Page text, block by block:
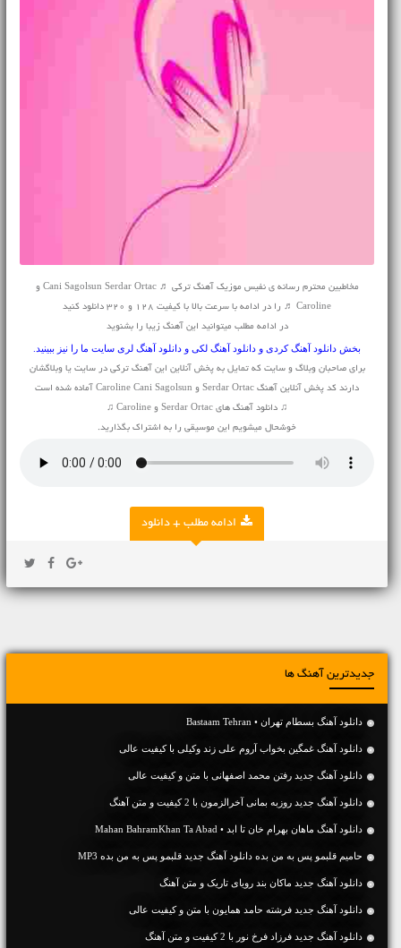
مخاطبین محترم رسانه ی نفیس موزیک آهنگ ترکی ♬ Cani Sagolsun Serdar Ortac و
Caroline ♬ را در ادامه با سرعت بالا با کیفیت 128 و 320 دانلود کنید
در ادامه مطلب میتوانید این آهنگ زیبا را بشنوید
بخش دانلود آهنگ کردیو دانلود آهنگ لکیو دانلود آهنگ لریسایت ما را نیز ببینید.
برای صاحبان وبلاگ و سایت که تمایل به پخش آنلاین این آهنگ ترکی در سایت یا وبلاگشان
دارند کد پخش آنلاین آهنگ Serdar Ortac و Caroline Cani Sagolsun آماده شده است
♫ دانلود آهنگ های Serdar Ortac و Caroline ♫
خوشحال میشویم این موسیقی را به اشتراک بگذارید.
ادامه مطلب + دانلود
جدیدترین آهنگ ها
دانلود آهنگ بسطام تهران • Bastaam Tehran
دانلود آهنگ غمگین بخواب آروم علی زند وکیلی با کیفیت عالی
دانلود آهنگ جديد رفتن محمد اصفهانی با متن و کیفیت عالی
دانلود آهنگ جديد روزبه بمانی آخرالزمون با 2 کیفیت و متن آهنگ
دانلود آهنگ ماهان بهرام خان تا ابد • Mahan BahramKhan Ta Abad
حامیم قلبمو پس به من بده دانلود آهنگ جدید قلبمو پس به من بده MP3
دانلود آهنگ جديد ماکان بند رویای تاریک و متن آهنگ
دانلود آهنگ جديد فرشته حامد همایون با متن و کیفیت عالی
دانلود آهنگ جديد فرزاد فرخ نور با 2 کیفیت و متن آهنگ